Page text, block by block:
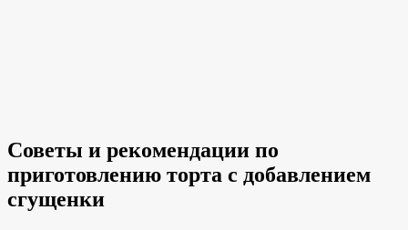
Советы и рекомендации по
приготовлению торта с добавлением
сгущенки